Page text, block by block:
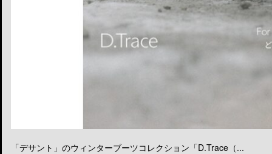
「デサント」のウィンターブーツコレクション「D.Trace（...